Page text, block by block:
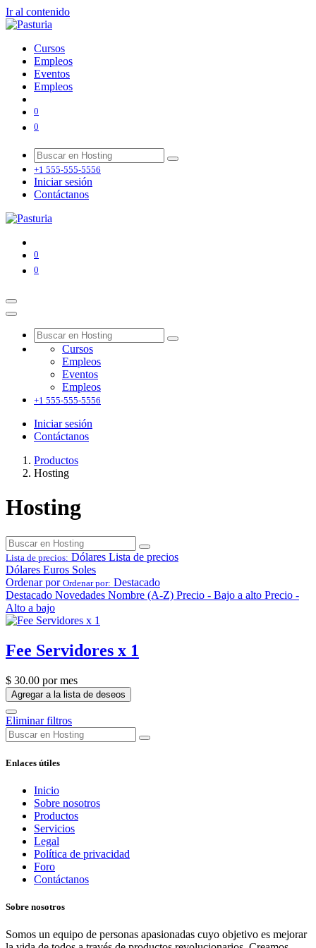
Ir al contenido
Cursos
Empleos
Eventos
Empleos
0
0
+1 555-555-5556
Iniciar sesión
Contáctanos
0
0
Cursos
Empleos
Eventos
Empleos
+1 555-555-5556
Iniciar sesión
Contáctanos
Productos
Hosting
Hosting
Lista de precios: Dólares Lista de precios
Dólares Euros Soles
Ordenar por Ordenar por: Destacado
Destacado Novedades Nombre (A-Z) Precio - Bajo a alto Precio -
Alto a bajo
Fee Servidores x 1
$ 30.00 por mes
Agregar a la lista de deseos
Eliminar filtros
Enlaces útiles
Inicio
Sobre nosotros
Productos
Servicios
Legal
Política de privacidad
Foro
Contáctanos
Sobre nosotros
Somos un equipo de personas apasionadas cuyo objetivo es mejorar